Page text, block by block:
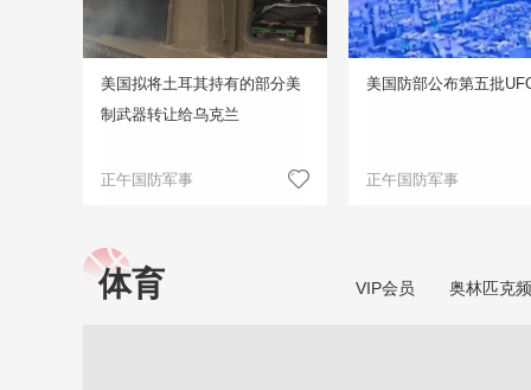
美国拟将土耳其持有的部分美
制武器转让给乌克兰
正午国防军事
美国防部公布第五批
正午国防军事
体育 VIP会员 奥林匹克